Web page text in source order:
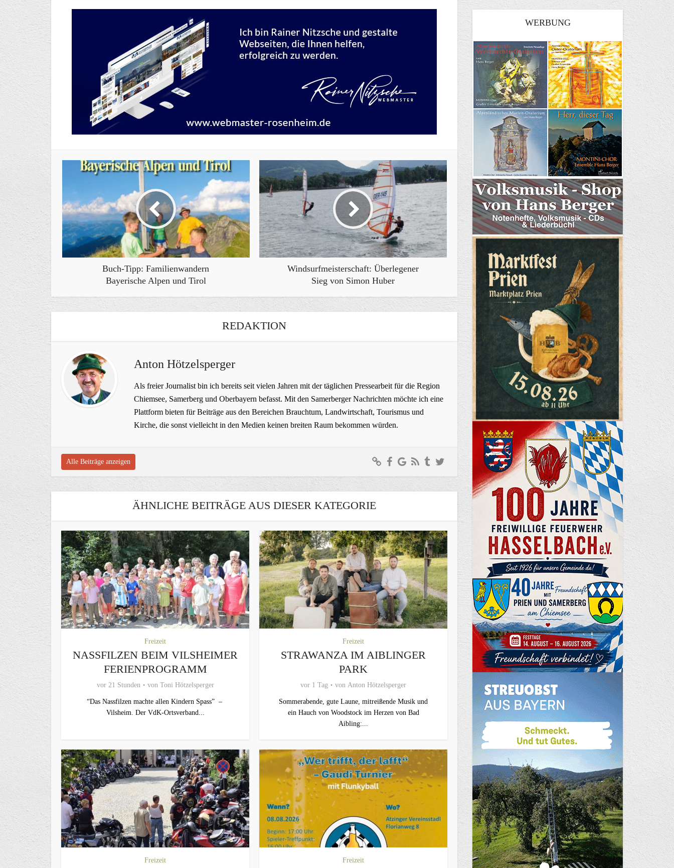
Buch-Tipp: Familienwandern
Bayerische Alpen und Tirol
Windsurfmeisterschaft: Überlegener
Sieg von Simon Huber
REDAKTION
Anton Hötzelsperger
Als freier Journalist bin ich bereits seit vielen Jahren mit der täglichen Pressearbeit für die Region
Chiemsee, Samerberg und Oberbayern befasst. Mit den Samerberger Nachrichten möchte ich eine
Plattform bieten für Beiträge aus den Bereichen Brauchtum, Landwirtschaft, Tourismus und
Kirche, die sonst vielleicht in den Medien keinen breiten Raum bekommen würden.
Alle Beiträge anzeigen
ÄHNLICHE BEITRÄGE AUS DIESER KATEGORIE
Freizeit
NASSFILZEN BEIM VILSHEIMER
FERIENPROGRAMM
vor 21 Stunden von Toni Hötzelsperger
“Das Nassfilzen machte allen Kindern Spass” –
Vilsheim. Der VdK-Ortsverband...
Freizeit
STRAWANZA IM AIBLINGER
PARK
vor 1 Tag von Anton Hötzelsperger
Sommerabende, gute Laune, mitreißende Musik und
ein Hauch von Woodstock im Herzen von Bad
Aibling:...
Freizeit Freizeit
WERBUNG